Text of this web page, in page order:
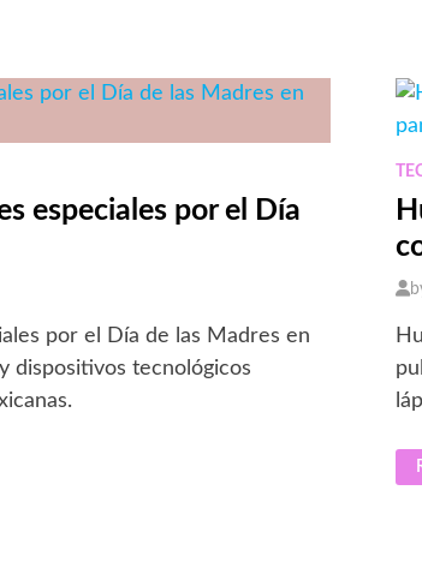
especiales por el Día
por el Día de las Madres en
dispositivos tecnológicos